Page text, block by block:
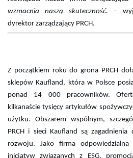
wzmacnia naszą skuteczność. –
dyrektor zarządzający PRCH.
Z początkiem roku do grona PRCH
sklepów Kaufland, która w Polsce
ponad 14 000 pracowników.
kilkanaście tysięcy artykułów
użytku. Obszarem wspólnym,
PRCH i sieci Kaufland są zagadnienia
rozwoju. Jako firma
inicjatyw związanych z ESG,